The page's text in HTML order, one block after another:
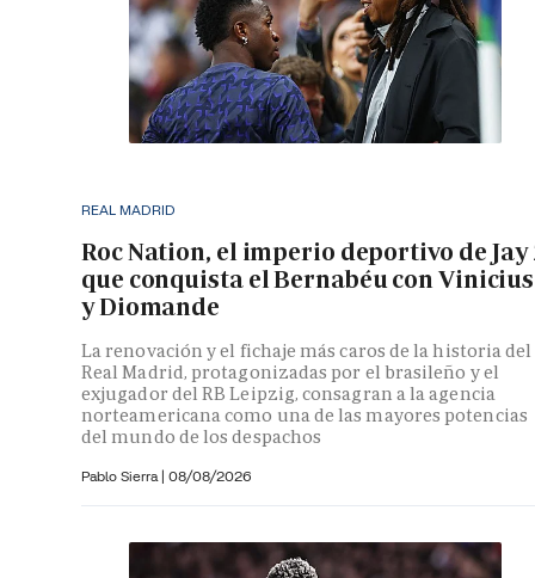
REAL MADRID
Roc Nation, el imperio deportivo de Jay
que conquista el Bernabéu con Vinicius
y Diomande
La renovación y el fichaje más caros de la historia del
Real Madrid, protagonizadas por el brasileño y el
exjugador del RB Leipzig, consagran a la agencia
norteamericana como una de las mayores potencias
del mundo de los despachos
Pablo Sierra | 08/08/2026